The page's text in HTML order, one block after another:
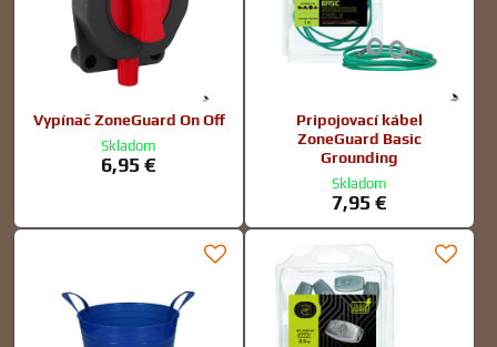
Vypínač ZoneGuard On Off
Skladom
6,95 €
Pripojovací kábel
ZoneGuard Basic
Grounding
Skladom
7,95 €